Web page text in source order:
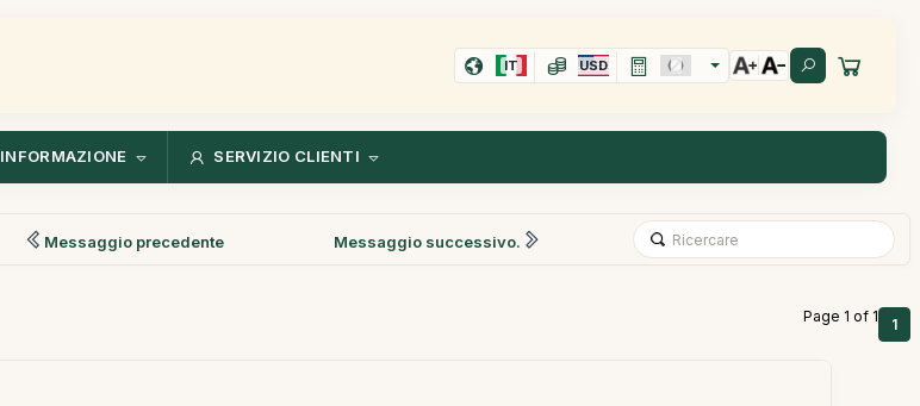
IT USD
INFORMAZIONE SERVIZIO CLIENTI
Messaggio precedente Messaggio successivo.
Page 1 of 1 1